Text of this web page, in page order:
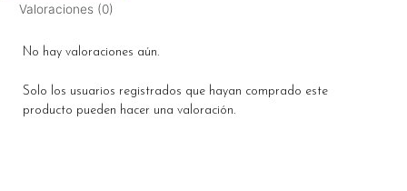
Valoraciones (0)
No hay valoraciones aún.
Solo los usuarios registrados que hayan comprado este
producto pueden hacer una valoración.